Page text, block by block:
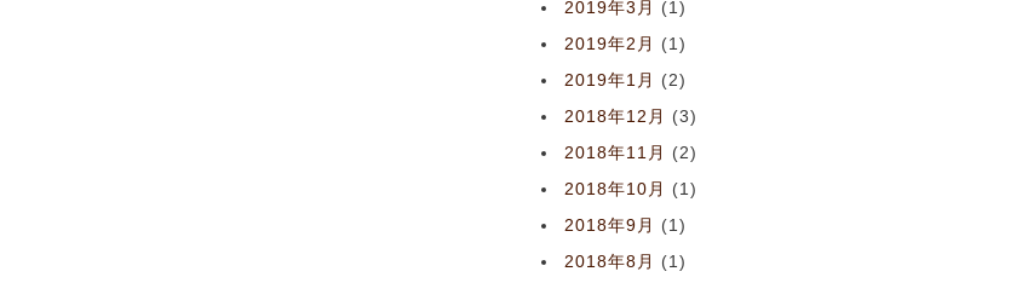
2019年3月
(1)
2019年2月
(1)
2019年1月
(2)
2018年12月
(3)
2018年11月
(2)
2018年10月
(1)
2018年9月
(1)
2018年8月
(1)